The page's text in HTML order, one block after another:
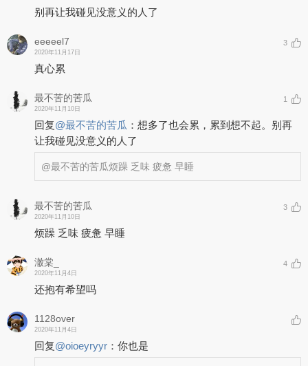
别再让我碰见没意义的人了
eeeeel7
2020年11月17日
3
真心累
最不苦的苦瓜
2020年11月10日
1
回复@最不苦的苦瓜 ： 想多了也会累，累到想不起。别再
让我碰见没意义的人了
@最不苦的苦瓜烦躁 乏味 疲惫 早睡
最不苦的苦瓜
2020年11月10日
3
烦躁 乏味 疲惫 早睡
澈棠_
2020年11月4日
4
还抱有希望吗
1128over
2020年11月4日
回复@oioeyryyr ： 你也是